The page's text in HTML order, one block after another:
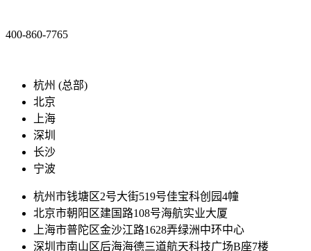
400-860-7765
杭州 (总部)
北京
上海
深圳
长沙
宁波
杭州市钱塘区2号大街519号佳宝科创园4幢
北京市朝阳区建国路108号海航实业大厦
上海市普陀区金沙江路1628弄绿洲中环中心
深圳市南山区后海海德三道航天科技广场B座7楼